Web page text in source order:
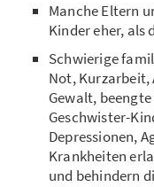
Manche Eltern
Kinder eher, als
Schwierige
Not,
Gewalt,
Geschwister-
Depressionen,
Krankheiten
und behindern